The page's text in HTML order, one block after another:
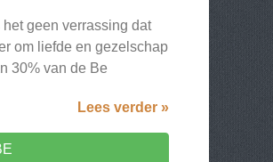
geen verrassing dat
om liefde en gezelschap
30% van de Be
Lees verder »